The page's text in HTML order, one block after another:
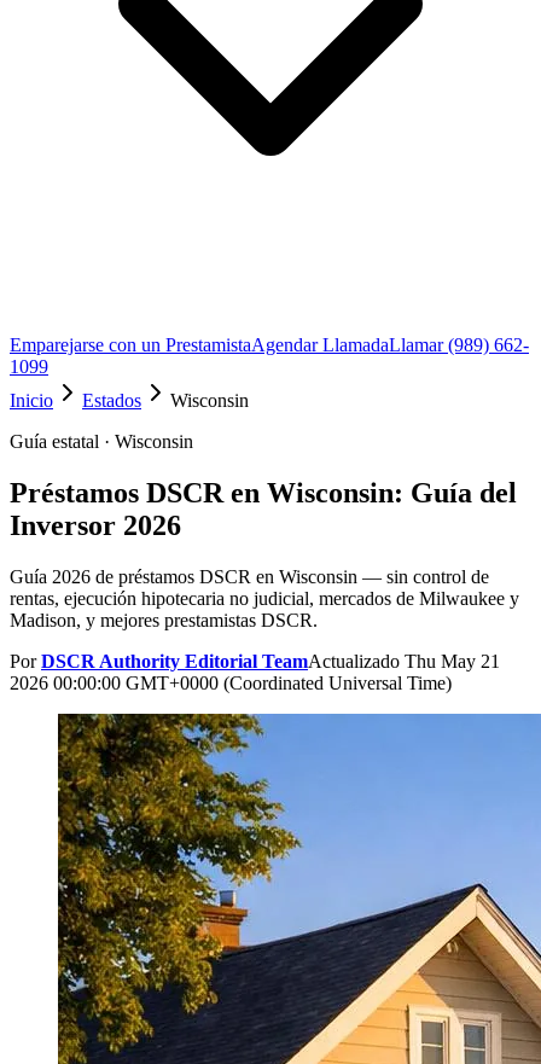
Emparejarse con un PrestamistaAgendar LlamadaLlamar (989) 662-
1099
Inicio
Estados
Wisconsin
Guía estatal · Wisconsin
Préstamos DSCR en Wisconsin: Guía del
Inversor 2026
Guía 2026 de préstamos DSCR en Wisconsin — sin control de
rentas, ejecución hipotecaria no judicial, mercados de Milwaukee y
Madison, y mejores prestamistas DSCR.
PorDSCR Authority Editorial TeamActualizado Thu May 21
2026 00:00:00 GMT+0000 (Coordinated Universal Time)